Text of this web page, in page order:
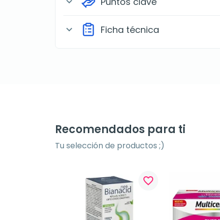
expand_more Ficha técnica
Recomendados para ti
Tu selección de productos ;)
favorite_border